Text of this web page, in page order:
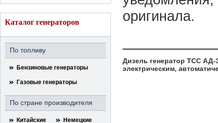
Каталог генераторов
По топливу
Бензиновые генераторы
Газовые генераторы
По стране производителя
Китайские Немецкие
оригинала.
Дизель генератор ТСС АД-
электрическим,